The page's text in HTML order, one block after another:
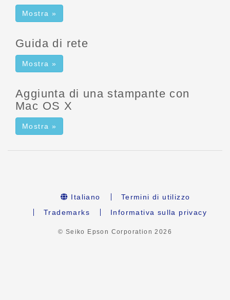
Mostra »
Guida di rete
Mostra »
Aggiunta di una stampante con
Mac OS X
Mostra »
Italiano
Termini di utilizzo
Trademarks
Informativa sulla privacy
© Seiko Epson Corporation2026